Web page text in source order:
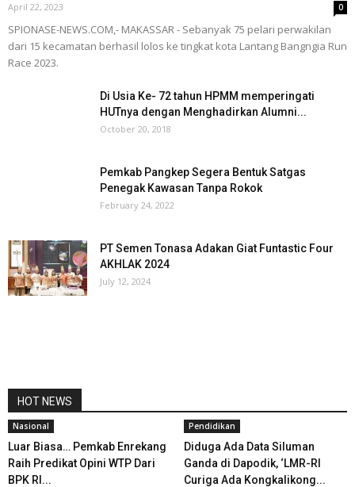
April 22, 2023 0
SPIONASE-NEWS.COM,- MAKASSAR - Sebanyak 75 pelari perwakilan
dari 15 kecamatan berhasil lolos ke tingkat kota Lantang Bangngia Run
Race 2023.
Di Usia Ke- 72 tahun HPMM memperingati
HUTnya dengan Menghadirkan Alumni...
October 20, 2018
Pemkab Pangkep Segera Bentuk Satgas
Penegak Kawasan Tanpa Rokok
February 24, 2022
PT Semen Tonasa Adakan Giat Funtastic Four
AKHLAK 2024
July 12, 2024
HOT NEWS
Nasional
Luar Biasa… Pemkab Enrekang
Raih Predikat Opini WTP Dari
BPK RI...
Pendidikan
Diduga Ada Data Siluman
Ganda di Dapodik, ‘LMR-RI
Curiga Ada Kongkalikong...